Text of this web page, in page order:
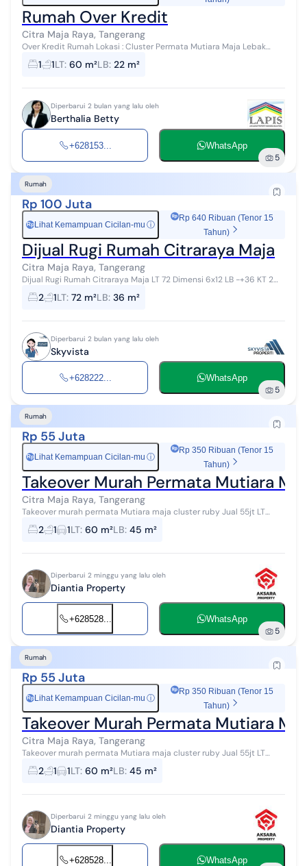
Rumah Over Kredit
Citra Maja Raya, Tangerang
Over Kredit Rumah Lokasi : Cluster Permata Mutiara Maja Lebak
Banten. Tempat Umum : * Dekat Stasiun Kereta Maja * Pasar Maja *
Sekolah * Rumah Sak...
1 1LT: 60 m²LB: 22 m²
Diperbarui 2 bulan yang lalu oleh
Berthalia Betty
+628153... WhatsApp
5
Rumah
Rp 100 Juta
Rp Lihat Kemampuan Cicilan-mu ⓘ
Rp 640 Ribuan (Tenor 15
Tahun)
Dijual Rugi Rumah Citraraya Maja
Citra Maja Raya, Tangerang
Dijual Rugi Rumah Citraraya Maja LT 72 Dimensi 6x12 LB -+36 KT 2
2 1LT: 72 m²LB: 36 m²
Diperbarui 2 bulan yang lalu oleh
Skyvista
+628222... WhatsApp
5
Rumah
Rp 55 Juta
Rp Lihat Kemampuan Cicilan-mu ⓘ
Rp 350 Ribuan (Tenor 15
Tahun)
Takeover Murah Permata Mutiara
Citra Maja Raya, Tangerang
Takeover murah permata Mutiara maja cluster ruby Jual 55jt LT
60m LB 45m Sudah full renovasi Cicilan 2,178,000 Tenor 25 tahun
Sudah masuk 80 bul...
2 1 1LT: 60 m²LB: 45 m²
Diperbarui 2 minggu yang lalu oleh
Diantia Property
+628528... WhatsApp
5
Rumah
Rp 55 Juta
Rp Lihat Kemampuan Cicilan-mu ⓘ
Rp 350 Ribuan (Tenor 15
Tahun)
Takeover Murah Permata Mutiara
Citra Maja Raya, Tangerang
Takeover murah permata Mutiara maja cluster ruby Jual 55jt LT
60m LB 45m Sudah full renovasi Cicilan 2,178,000 Tenor 25 tahun
Sudah masuk 80 bul...
2 1 1LT: 60 m²LB: 45 m²
Diperbarui 2 minggu yang lalu oleh
Diantia Property
+628528... WhatsApp